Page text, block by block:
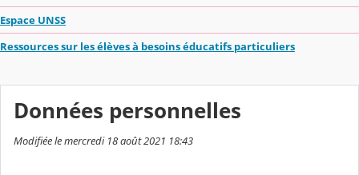
Espace UNSS
Ressources sur les élèves à besoins éducatifs particuliers
Données personnelles
Modifiée le mercredi 18 août 2021 18:43